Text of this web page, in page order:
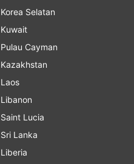
Korea Selatan
Kuwait
Pulau Cayman
Kazakhstan
Laos
Libanon
Saint Lucia
Sri Lanka
Liberia